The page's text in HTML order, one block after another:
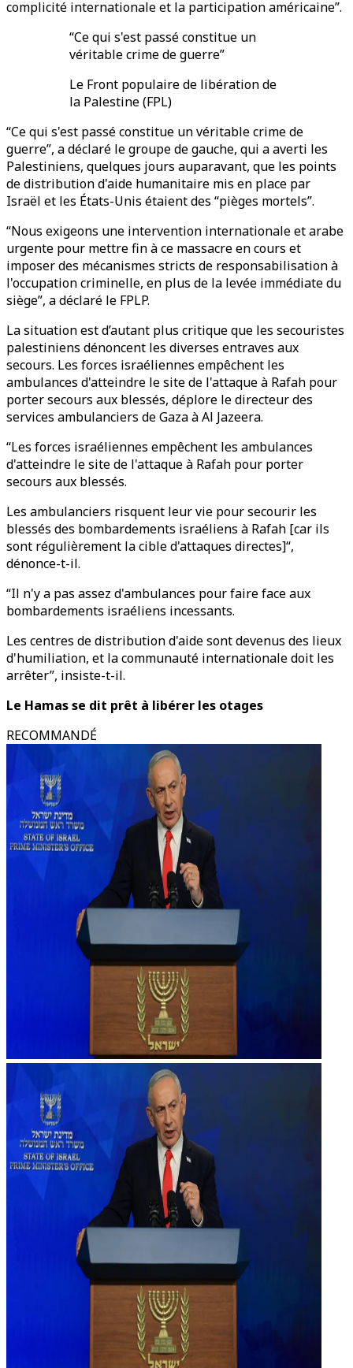
complicité internationale et la participation américaine”.
“Ce qui s'est passé constitue un
véritable crime de guerre”
Le Front populaire de libération de
la Palestine (FPL)
“Ce qui s'est passé constitue un véritable crime de
guerre”, a déclaré le groupe de gauche, qui a averti les
Palestiniens, quelques jours auparavant, que les points
de distribution d'aide humanitaire mis en place par
Israël et les États-Unis étaient des “pièges mortels”.
“Nous exigeons une intervention internationale et arabe
urgente pour mettre fin à ce massacre en cours et
imposer des mécanismes stricts de responsabilisation à
l'occupation criminelle, en plus de la levée immédiate du
siège”, a déclaré le FPLP.
La situation est d’autant plus critique que les secouristes
palestiniens dénoncent les diverses entraves aux
secours. Les forces israéliennes empêchent les
ambulances d'atteindre le site de l'attaque à Rafah pour
porter secours aux blessés, déplore le directeur des
services ambulanciers de Gaza à Al Jazeera.
“Les forces israéliennes empêchent les ambulances
d'atteindre le site de l'attaque à Rafah pour porter
secours aux blessés.
Les ambulanciers risquent leur vie pour secourir les
blessés des bombardements israéliens à Rafah [car ils
sont régulièrement la cible d'attaques directes]“,
dénonce-t-il.
“Il n'y a pas assez d'ambulances pour faire face aux
bombardements israéliens incessants.
Les centres de distribution d'aide sont devenus des lieux
d'humiliation, et la communauté internationale doit les
arrêter”, insiste-t-il.
Le Hamas se dit prêt à libérer les otages
RECOMMANDÉ